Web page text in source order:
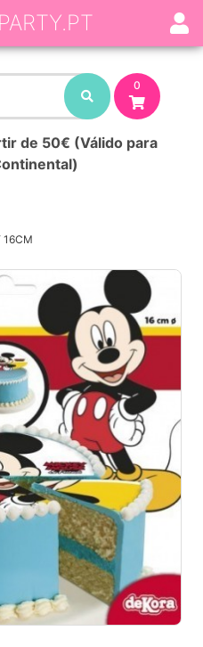
0
de 50€ (Válido para
16CM